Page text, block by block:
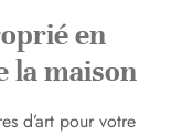
en
la maison
d’art pour votre